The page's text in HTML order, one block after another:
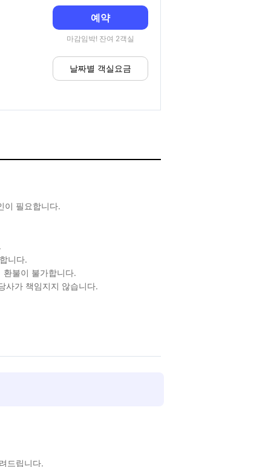
예약
마감임박! 잔여 2객실
날짜별 객실요금
이 필요합니다.
니다.
불이 불가합니다.
사가 책임지지 않습니다.
드립니다.